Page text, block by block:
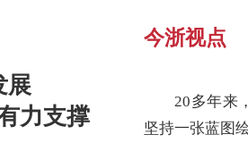
展
力支撑
今浙视点
20多年来
坚持一张蓝图